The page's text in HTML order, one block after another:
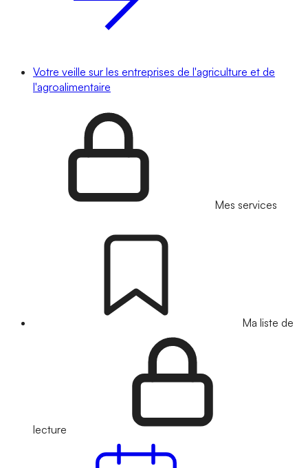
Votre veille sur les entreprises de l'agriculture et de
l'agroalimentaire
Mes services
Ma liste de
lecture